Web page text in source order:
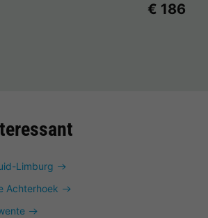
€ 186
Limburg
Achterhoek